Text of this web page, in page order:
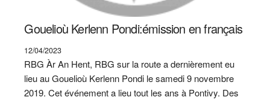
Gouelioù Kerlenn Pondi:émission en français
12/04/2023
RBG Àr An Hent, RBG sur la route a dernièrement eu
lieu au Gouelioù Kerlenn Pondi le samedi 9 novembre
2019. Cet événement a lieu tout les ans à Pontivy. Des